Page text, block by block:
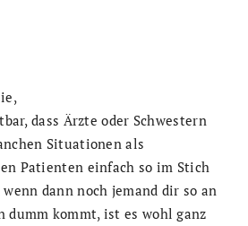
dass Ärzte oder Schwestern
Situationen als
Patienten einfach so im Stich
wenn dann noch jemand dir so an
dumm kommt, ist es wohl ganz